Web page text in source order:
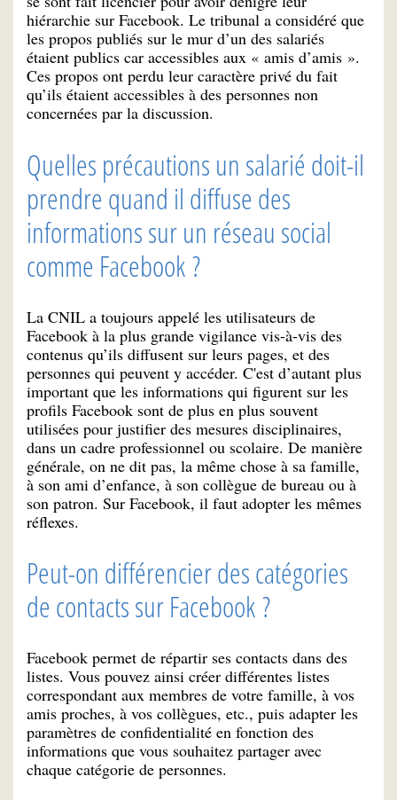
hiérarchie sur Facebook. Le tribunal a considéré que
les propos publiés sur le mur d’un des salariés
étaient publics car accessibles aux « amis d’amis ».
Ces propos ont perdu leur caractère privé du fait
qu’ils étaient accessibles à des personnes non
concernées par la discussion.
Quelles précautions un salarié doit-il
prendre quand il diffuse des
informations sur un réseau social
comme Facebook ?
La CNIL a toujours appelé les utilisateurs de
Facebook à la plus grande vigilance vis-à-vis des
contenus qu’ils diffusent sur leurs pages, et des
personnes qui peuvent y accéder. C'est d’autant plus
important que les informations qui figurent sur les
profils Facebook sont de plus en plus souvent
utilisées pour justifier des mesures disciplinaires,
dans un cadre professionnel ou scolaire. De manière
générale, on ne dit pas, la même chose à sa famille,
à son ami d’enfance, à son collègue de bureau ou à
son patron. Sur Facebook, il faut adopter les mêmes
réflexes.
Peut-on différencier des catégories
de contacts sur Facebook ?
Facebook permet de répartir ses contacts dans des
listes. Vous pouvez ainsi créer différentes listes
correspondant aux membres de votre famille, à vos
amis proches, à vos collègues, etc., puis adapter les
paramètres de confidentialité en fonction des
informations que vous souhaitez partager avec
chaque catégorie de personnes.